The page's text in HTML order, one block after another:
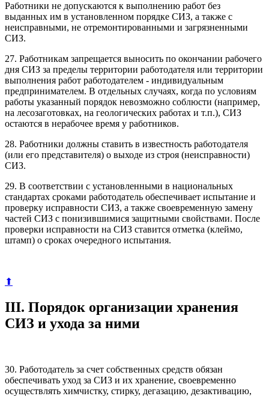
Работники не допускаются к выполнению работ без
выданных им в установленном порядке СИЗ, а также с
неисправными, не отремонтированными и загрязненными
СИЗ.
27. Работникам запрещается выносить по окончании рабочего
дня СИЗ за пределы территории работодателя или территории
выполнения работ работодателем - индивидуальным
предпринимателем. В отдельных случаях, когда по условиям
работы указанный порядок невозможно соблюсти (например,
на лесозаготовках, на геологических работах и т.п.), СИЗ
остаются в нерабочее время у работников.
28. Работники должны ставить в известность работодателя
(или его представителя) о выходе из строя (неисправности)
СИЗ.
29. В соответствии с установленными в национальных
стандартах сроками работодатель обеспечивает испытание и
проверку исправности СИЗ, а также своевременную замену
частей СИЗ с понизившимися защитными свойствами. После
проверки исправности на СИЗ ставится отметка (клеймо,
штамп) о сроках очередного испытания.
⬆
III. Порядок организации хранения
СИЗ и ухода за ними
30. Работодатель за счет собственных средств обязан
обеспечивать уход за СИЗ и их хранение, своевременно
осуществлять химчистку, стирку, дегазацию, дезактивацию,